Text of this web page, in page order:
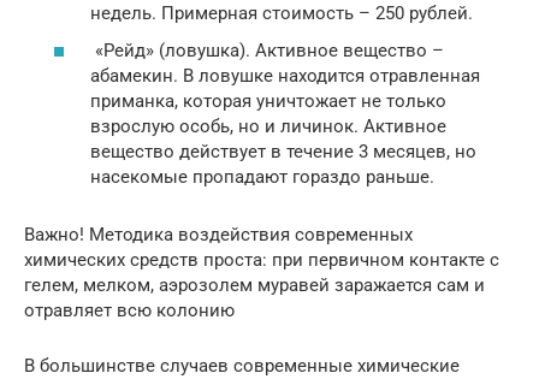
недель. Примерная стоимость – 250 рублей.
«Рейд» (ловушка). Активное вещество –
абамекин. В ловушке находится отравленная
приманка, которая уничтожает не только
взрослую особь, но и личинок. Активное
вещество действует в течение 3 месяцев, но
насекомые пропадают гораздо раньше.
Важно! Методика воздействия современных
химических средств проста: при первичном контакте с
гелем, мелком, аэрозолем муравей заражается сам и
отравляет всю колонию
В большинстве случаев современные химические